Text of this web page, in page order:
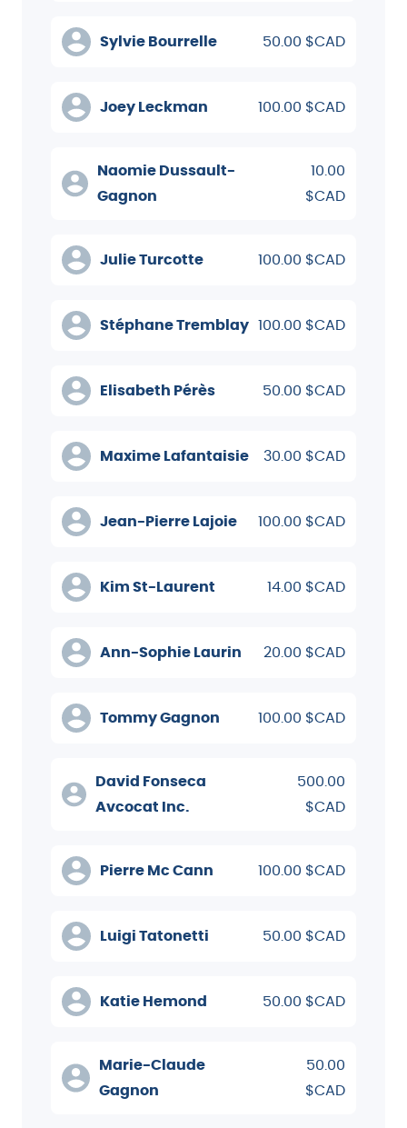
Sylvie Bourrelle 50.00 $CAD
Joey Leckman 100.00 $CAD
Naomie Dussault-
Gagnon
10.00
$CAD
Julie Turcotte 100.00 $CAD
Stéphane Tremblay 100.00 $CAD
Elisabeth Pérès 50.00 $CAD
Maxime Lafantaisie 30.00 $CAD
Jean-Pierre Lajoie 100.00 $CAD
Kim St-Laurent 14.00 $CAD
Ann-Sophie Laurin 20.00 $CAD
Tommy Gagnon 100.00 $CAD
David Fonseca
Avcocat Inc.
500.00
$CAD
Pierre Mc Cann 100.00 $CAD
Luigi Tatonetti 50.00 $CAD
Katie Hemond 50.00 $CAD
Marie-Claude
Gagnon
50.00
$CAD